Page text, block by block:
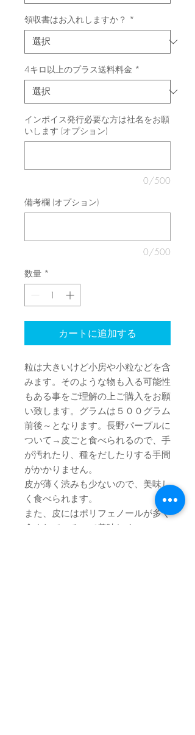
領収書はお入れしますか？ *
4キロ以上のプラス送料料金 *
インボイス発行必要な方は社名をお願
いします (オプション)
0/500
備考欄 (オプション)
0/500
数量 *
カートに追加する
粒は大きいけど小房や小粒などを含
みます。そのような物も入る可能性
もある事をご理解の上ご購入をお願
い致します。グラムは５００グラム
前後～となります。長野パープルに
ついて→皮ごと食べられるので、手
が汚れたり、種をだしたりする手間
がかかりません。
皮が薄く 渋みも少ないので、美味し
く食べられます。
また、皮にはポリフェノールが多く
含まれている
ので美味しく、